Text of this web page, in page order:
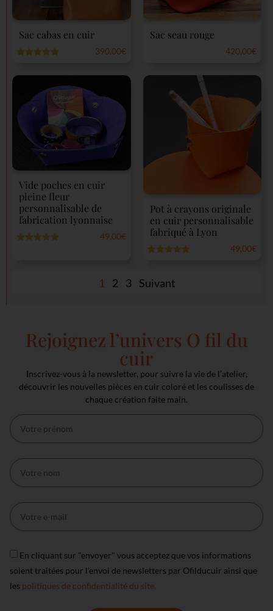
Sac cabas en cuir
390,00€
Sac seau rouge
420,00€
Vide poches en cuir
pleine fleur
personnalisable de
fabrication lyonnaise
49,00€
Pot à crayons originale
en cuir personnalisable
fabriqué à Lyon
49,00€
1 2 3 Suivant
Rejoignez l’univers O fil du
cuir
Inscrivez-vous à la newsletter, pour suivre la vie de l’atelier,
découvrir les nouvelles pièces en cuir coloré et les coulisses de
chaque création faite main.
En cliquant sur "envoyer" vous acceptez que vos informations
soient traitées pour l'envoi de newsletters par Ofilducuir ainsi que
les politiques de confidentialité du site.